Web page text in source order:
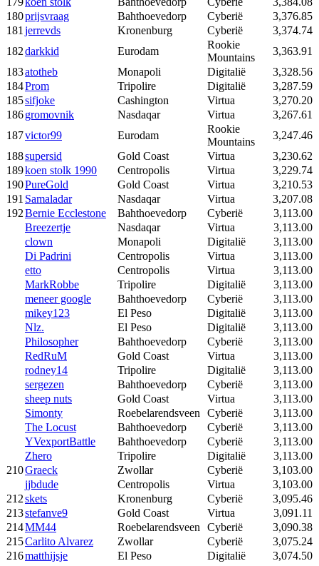
180prijsvraag Bahthoevedorp Cyberië
3,376.85
181 jerrevds Kronenburg Cyberië
3,374.74
182darkkid Eurodam
Rookie
Mountains
3,363.91
183atotheb Monapoli Digitalië
3,328.56
184Prom Tripolire Digitalië
3,287.59
185sifjoke Cashington Virtua
3,270.20
186gromovnik Nasdaqar Virtua
3,267.61
187victor99 Eurodam
Rookie
Mountains
3,247.46
188supersid Gold Coast Virtua
3,230.62
189koen stolk 1990 Centropolis Virtua
3,229.74
190PureGold Gold Coast Virtua
3,210.53
191 Samaladar Nasdaqar Virtua
3,207.08
192Bernie Ecclestone Bahthoevedorp Cyberië
3,113.00
Breezertje
Nasdaqar Virtua
3,113.00
clown
Monapoli Digitalië
3,113.00
Di Padrini
Centropolis Virtua
3,113.00
etto
Centropolis Virtua
3,113.00
MarkRobbe
Tripolire Digitalië
3,113.00
meneer google
Bahthoevedorp Cyberië
3,113.00
mikey123
El Peso Digitalië
3,113.00
Nlz.
El Peso Digitalië
3,113.00
Philosopher
Bahthoevedorp Cyberië
3,113.00
RedRuM
Gold Coast Virtua
3,113.00
rodney14
Tripolire Digitalië
3,113.00
sergezen
Bahthoevedorp Cyberië
3,113.00
sheep nuts
Gold Coast Virtua
3,113.00
Simonty
Roebelarendsveen Cyberië
3,113.00
The Locust
Bahthoevedorp Cyberië
3,113.00
YVexportBattle
Bahthoevedorp Cyberië
3,113.00
Zhero
Tripolire Digitalië
3,113.00
210Graeck Zwollar Cyberië
3,103.00
jjbdude
Centropolis Virtua
3,103.00
212skets Kronenburg Cyberië
3,095.46
213stefanve9 Gold Coast Virtua
3,091.11
214MM44 Roebelarendsveen Cyberië
3,090.38
215Carlito Alvarez Zwollar Cyberië
3,075.24
216matthijsje El Peso Digitalië
3,074.50